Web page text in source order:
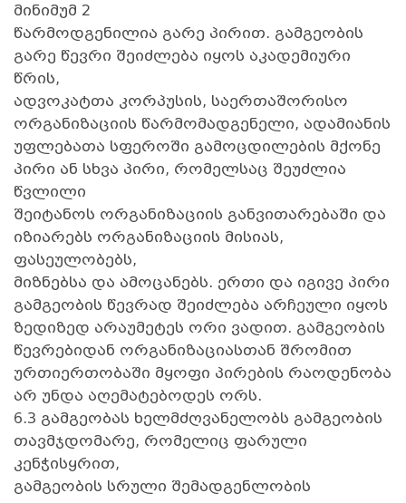
მინიმუმ 2
წარმოდგენილია გარე პირით. გამგეობის
გარე წევრი შეიძლება იყოს აკადემიური
წრის,
ადვოკატთა კორპუსის, საერთაშორისო
ორგანიზაციის წარმომადგენელი, ადამიანის
უფლებათა სფეროში გამოცდილების მქონე
პირი ან სხვა პირი, რომელსაც შეუძლია
წვლილი
შეიტანოს ორგანიზაციის განვითარებაში და
იზიარებს ორგანიზაციის მისიას,
ფასეულობებს,
მიზნებსა და ამოცანებს. ერთი და იგივე პირი
გამგეობის წევრად შეიძლება არჩეული იყოს
ზედიზედ არაუმეტეს ორი ვადით. გამგეობის
წევრებიდან ორგანიზაციასთან შრომით
ურთიერთობაში მყოფი პირების რაოდენობა
არ უნდა აღემატებოდეს ორს.
6.3 გამგეობას ხელმძღვანელობს გამგეობის
თავმჯდომარე, რომელიც ფარული
კენჭისყრით,
გამგეობის სრული შემადგენლობის